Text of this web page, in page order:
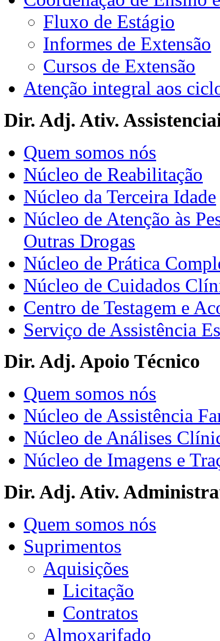
Fluxo de Estágio
Informes de Extensão
Cursos de Extensão
Atenção integral aos
Dir. Adj. Ativ.
Quem somos nós
Núcleo de Reabilitação
Núcleo da Terceira Idade
Núcleo de Atenção às
Outras Drogas
Núcleo de Prática
Núcleo de Cuidados
Centro de Testagem e
Serviço de Assistência
Dir. Adj. Apoio Técnico
Quem somos nós
Núcleo de Assistência
Núcleo de Análises
Núcleo de Imagens e
Dir. Adj. Ativ.
Quem somos nós
Suprimentos
Aquisições
Licitação
Contratos
Almoxarifado